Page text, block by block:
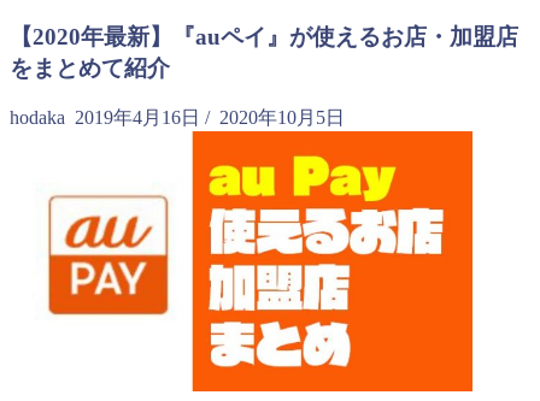
【2020年最新】『auペイ』が使えるお店・加盟店
をまとめて紹介
hodaka 2019年4月16日 / 2020年10月5日